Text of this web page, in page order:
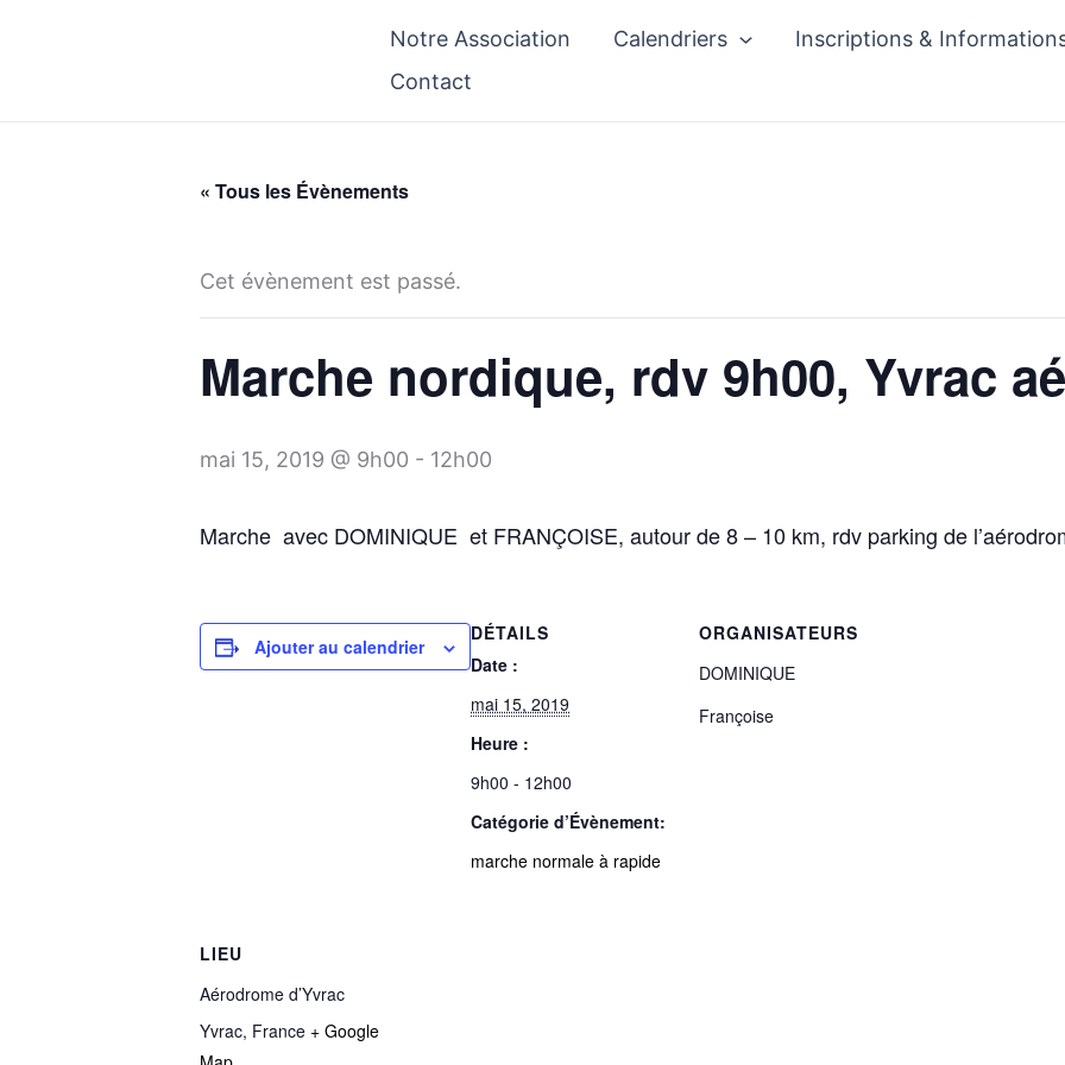
Notre Association Calendriers Inscriptions &
Contact
« Tous les Évènements
Cet évènement est passé.
Marche nordique, rdv 9h00, Yvrac
mai 15, 2019 @ 9h00 - 12h00
Marche avec DOMINIQUE et FRANÇOISE, autour de 8 – 10 km, rdv parking de
Ajouter au calendrier
DÉTAILS
Date :
mai 15, 2019
Heure :
9h00 - 12h00
Catégorie d’Évènement:
marche normale à rapide
ORGANISATEURS
DOMINIQUE
Françoise
LIEU
Aérodrome d’Yvrac
Yvrac, France + Google